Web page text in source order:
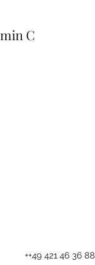
C
++49 421 46 36 88